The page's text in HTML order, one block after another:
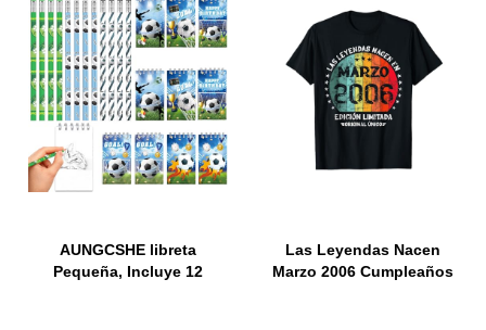
AUNGCSHE libreta
Pequeña, Incluye 12
Las Leyendas Nacen
Marzo 2006 Cumpleaños